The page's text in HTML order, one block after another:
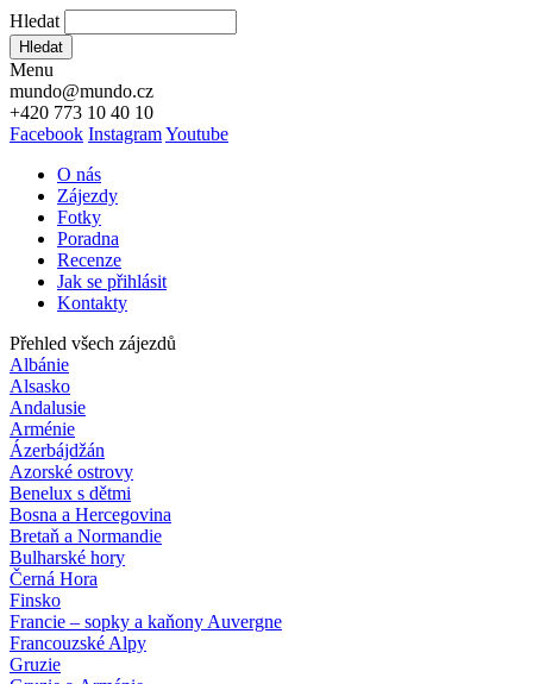
Hledat
Hledat
Menu
mundo@mundo.cz
+420 773 10 40 10
Facebook InstagramYoutube
O nás
Zájezdy
Fotky
Poradna
Recenze
Jak se přihlásit
Kontakty
Přehled všech zájezdů
Albánie
Alsasko
Andalusie
Arménie
Ázerbájdžán
Azorské ostrovy
Benelux s dětmi
Bosna a Hercegovina
Bretaň a Normandie
Bulharské hory
Černá Hora
Finsko
Francie – sopky a kaňony Auvergne
Francouzské Alpy
Gruzie